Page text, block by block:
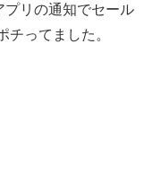
プリの通知でセール
チってました。